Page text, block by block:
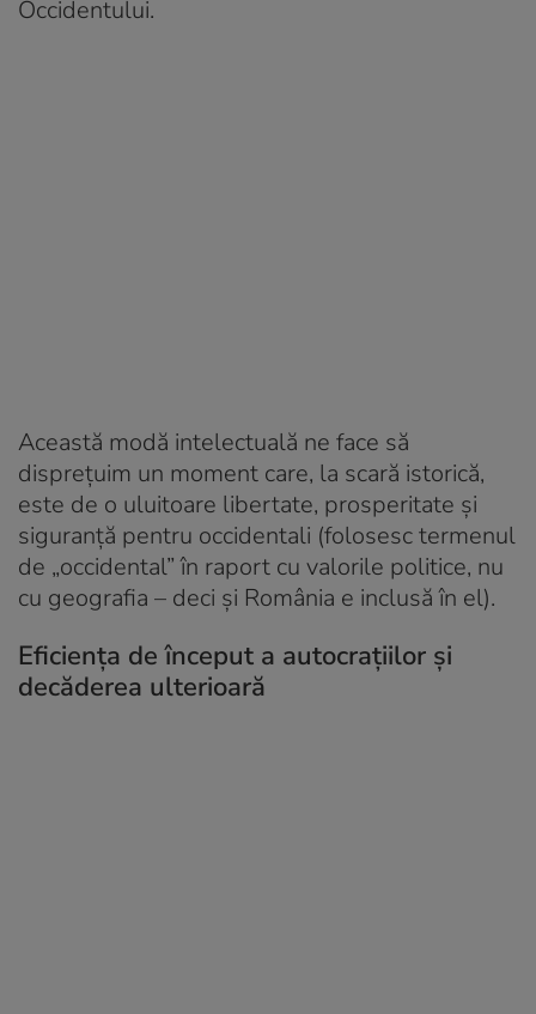
Occidentului.
Această modă intelectuală ne face să
disprețuim un moment care, la scară istorică,
este de o uluitoare libertate, prosperitate și
siguranță pentru occidentali (folosesc termenul
de „occidental” în raport cu valorile politice, nu
cu geografia – deci și România e inclusă în el).
Eficiența de început a autocrațiilor și
decăderea ulterioară